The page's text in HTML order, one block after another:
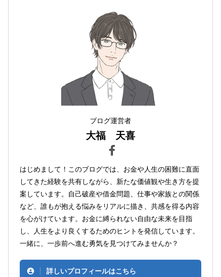
ブログ運営者
大福 天喜
はじめまして！このブログでは、お金や人生の困難に直面
してきた経験を共有しながら、新たな価値観や生き方を提
案しています。自己破産や借金問題、仕事や家族との関係
など、誰もが抱える悩みをリアルに描き、共感を得る内容
を心がけています。お金に縛られない自由な未来を目指
し、人生をより良くするためのヒントを発信しています。
一緒に、一歩前へ進む勇気を見つけてみませんか？
詳しいプロフィールはこちら